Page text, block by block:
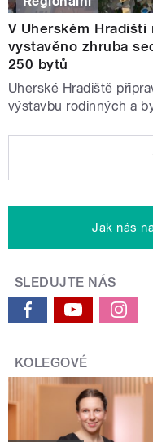
V Uherském
vystavěno zhruba
250 bytů
Uherské Hradiště
výstavbu rodinných a
Jak nás
SLEDUJTE NÁS
KOLEGOVÉ